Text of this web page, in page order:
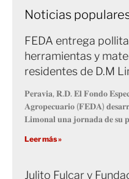
Noticias
FEDA entrega
herramientas y
residentes de D.M
𝐏𝐞𝐫𝐚𝐯𝐢𝐚, 𝐑.𝐃. 𝐄𝐥 𝐅𝐨𝐧𝐝𝐨
𝐀𝐠𝐫𝐨𝐩𝐞𝐜𝐮𝐚𝐫𝐢𝐨 (𝐅𝐄𝐃𝐀)
𝐋𝐢𝐦𝐨𝐧𝐚𝐥 𝐮𝐧𝐚 𝐣𝐨𝐫𝐧𝐚𝐝𝐚 𝐝𝐞
Leer más »
Julito Fulcar y